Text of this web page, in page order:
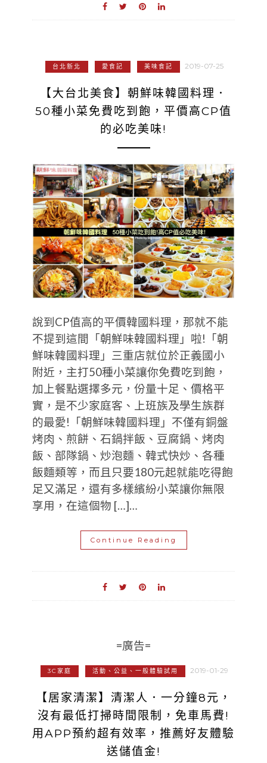
台北新北 愛食記 美味食記 2019-07-25
【大台北美食】朝鮮味韓國料理．
50種小菜免費吃到飽，平價高CP值
的必吃美味!
說到CP值高的平價韓國料理，那就不能
不提到這間「朝鮮味韓國料理」啦!「朝
鮮味韓國料理」三重店就位於正義國小
附近，主打50種小菜讓你免費吃到飽，
加上餐點選擇多元，份量十足、價格平
實，是不少家庭客、上班族及學生族群
的最愛!「朝鮮味韓國料理」不僅有銅盤
烤肉、煎餅、石鍋拌飯、豆腐鍋、烤肉
飯、部隊鍋、炒泡麵、韓式快炒、各種
飯麵類等，而且只要180元起就能吃得飽
足又滿足，還有多樣繽紛小菜讓你無限
享用，在這個物 […]…
Continue Reading
=廣告=
3C家庭 活動、公益、一般體驗試用 2019-01-29
【居家清潔】清潔人．一分鐘8元，
沒有最低打掃時間限制，免車馬費!
用APP預約超有效率，推薦好友體驗
送儲值金!